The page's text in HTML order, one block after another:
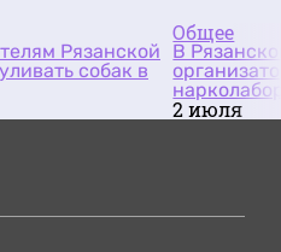
Рязанской
собак в
Общее
В
2 июля